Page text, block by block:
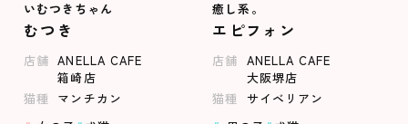
いむつきちゃん
むつき
店舗 ANELLA CAFE
箱崎店
猫種
マンチカン
癒し系。
エピフォン
店舗 ANELLA CAFE
大阪堺店
猫種
サイベリアン